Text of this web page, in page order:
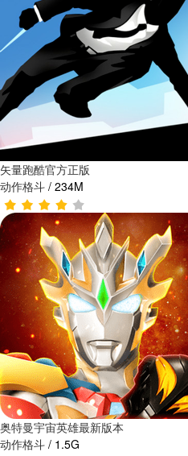
矢量跑酷官方正版
动作格斗 / 234M
奥特曼宇宙英雄最新版本
动作格斗 / 1.5G